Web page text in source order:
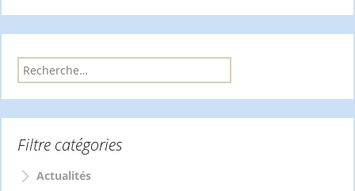
R
e
r
h
Filtre catégories
Actualités